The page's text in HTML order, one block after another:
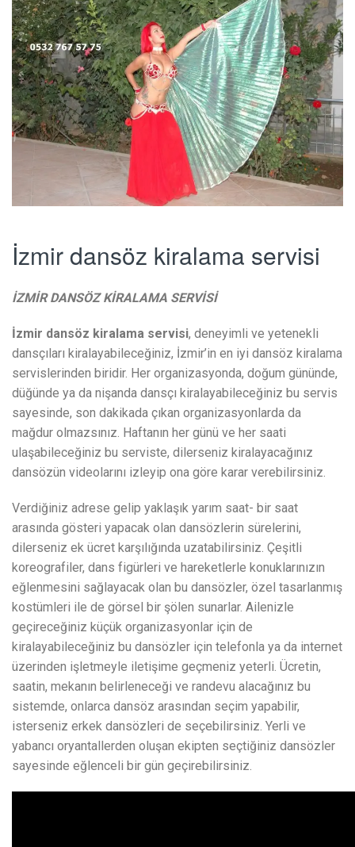
İzmir dansöz kiralama servisi
İZMİR DANSÖZ KİRALAMA SERVİSİ
İzmir dansöz kiralama servisi, deneyimli ve yetenekli
dansçıları kiralayabileceğiniz, İzmir’in en iyi dansöz kiralama
servislerinden biridir. Her organizasyonda, doğum gününde,
düğünde ya da nişanda dansçı kiralayabileceğiniz bu servis
sayesinde, son dakikada çıkan organizasyonlarda da
mağdur olmazsınız. Haftanın her günü ve her saati
ulaşabileceğiniz bu serviste, dilerseniz kiralayacağınız
dansözün videolarını izleyip ona göre karar verebilirsiniz.
Verdiğiniz adrese gelip yaklaşık yarım saat- bir saat
arasında gösteri yapacak olan dansözlerin sürelerini,
dilerseniz ek ücret karşılığında uzatabilirsiniz. Çeşitli
koreografiler, dans figürleri ve hareketlerle konuklarınızın
eğlenmesini sağlayacak olan bu dansözler, özel tasarlanmış
kostümleri ile de görsel bir şölen sunarlar. Ailenizle
geçireceğiniz küçük organizasyonlar için de
kiralayabileceğiniz bu dansözler için telefonla ya da internet
üzerinden işletmeyle iletişime geçmeniz yeterli. Ücretin,
saatin, mekanın belirleneceği ve randevu alacağınız bu
sistemde, onlarca dansöz arasından seçim yapabilir,
isterseniz erkek dansözleri de seçebilirsiniz. Yerli ve
yabancı oryantallerden oluşan ekipten seçtiğiniz dansözler
sayesinde eğlenceli bir gün geçirebilirsiniz.